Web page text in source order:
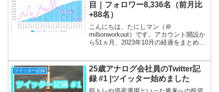
目｜フォロワー8,336名（前月比
+88名）
こんにちは、たにしマン（＠
millionworkout）です。アカウント開設か
ら51ヵ月、2023年10月の経過をまとめま
ト内容は、①朝の挨拶、②投信残高、③
日記（筋ト...
ツイッター記録
25歳アナログ会社員のTwitter記
録 #1 |ツイッター始めました